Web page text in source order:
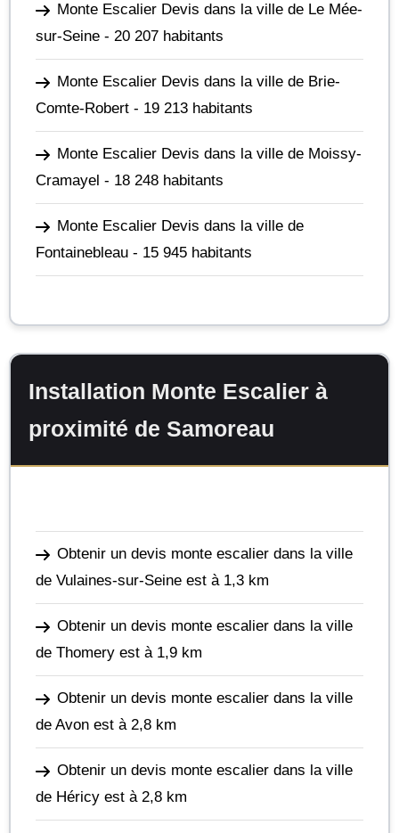
Monte Escalier Devis dans la ville de Le Mée-
sur-Seine - 20 207 habitants
Monte Escalier Devis dans la ville de Brie-
Comte-Robert - 19 213 habitants
Monte Escalier Devis dans la ville de Moissy-
Cramayel - 18 248 habitants
Monte Escalier Devis dans la ville de
Fontainebleau - 15 945 habitants
Installation Monte Escalier à
proximité de Samoreau
Obtenir un devis monte escalier dans la ville
de Vulaines-sur-Seine est à 1,3 km
Obtenir un devis monte escalier dans la ville
de Thomery est à 1,9 km
Obtenir un devis monte escalier dans la ville
de Avon est à 2,8 km
Obtenir un devis monte escalier dans la ville
de Héricy est à 2,8 km